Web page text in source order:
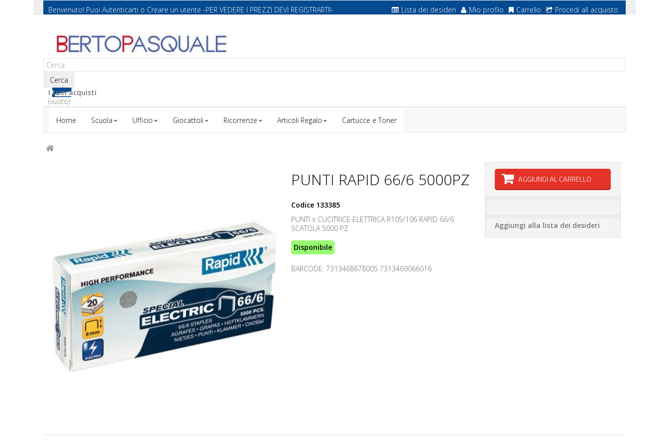
Benvenuto! Puoi Autenticarti o Creare un utente -PER VEDERE I PREZZI DEVI REGISTRARTI!- Lista dei desideri Mio profilo Carrello Procedi all acquisto
Cerca
I tuoi acquisti
(vuoto)
Home
Scuola Ufficio Giocattoli Ricorrenze Articoli Regalo Cartucce e Toner
PUNTI RAPID 66/6 5000PZ
Codice 133385
PUNTI x CUCITRICE ELETTRICA R105/106 RAPID 66/6
SCATOLA 5000 PZ
Disponibile
BARCODE: 7313468678005 7313469066016
AGGIUNGI AL CARRELLO
Aggiungi alla lista dei desideri